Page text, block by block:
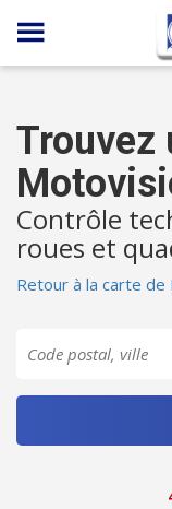
Panneau de gestion
Trouvez
Contrôle
roues et
Retour à la carte